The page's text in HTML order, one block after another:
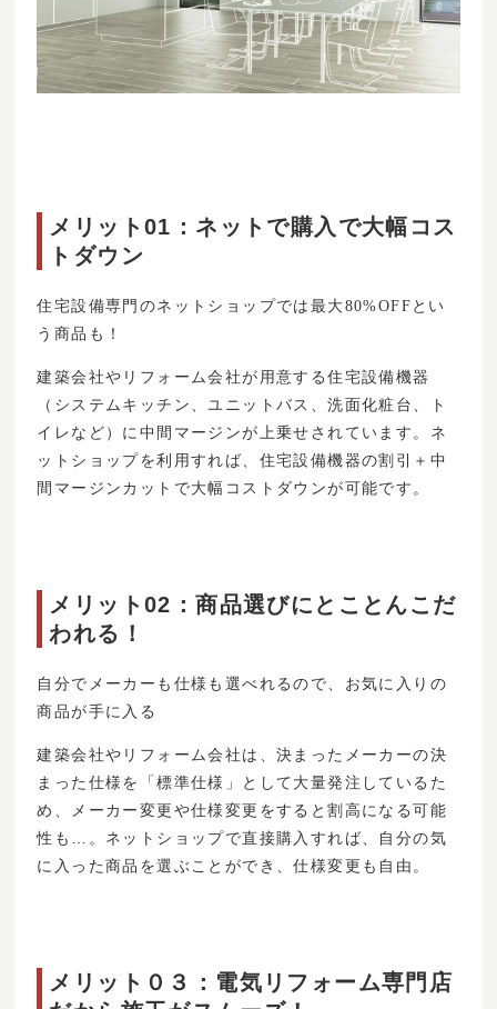
メリット01：ネットで購入で大幅コス
トダウン
住宅設備専門のネットショップでは最大80%OFFとい
う商品も！
建築会社やリフォーム会社が用意する住宅設備機器
（システムキッチン、ユニットバス、洗面化粧台、ト
イレなど）に中間マージンが上乗せされています。ネ
ットショップを利用すれば、住宅設備機器の割引＋中
間マージンカットで大幅コストダウンが可能です。
メリット02：商品選びにとことんこだ
われる！
自分でメーカーも仕様も選べれるので、お気に入りの
商品が手に入る
建築会社やリフォーム会社は、決まったメーカーの決
まった仕様を「標準仕様」として大量発注しているた
め、メーカー変更や仕様変更をすると割高になる可能
性も…。ネットショップで直接購入すれば、自分の気
に入った商品を選ぶことができ、仕様変更も自由。
メリット０３：電気リフォーム専門店